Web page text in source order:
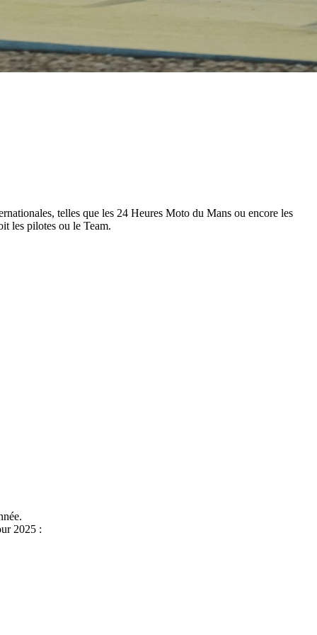
telles que les 24 Heures Moto du Mans ou encore les
les pilotes ou le Team.
2025 :